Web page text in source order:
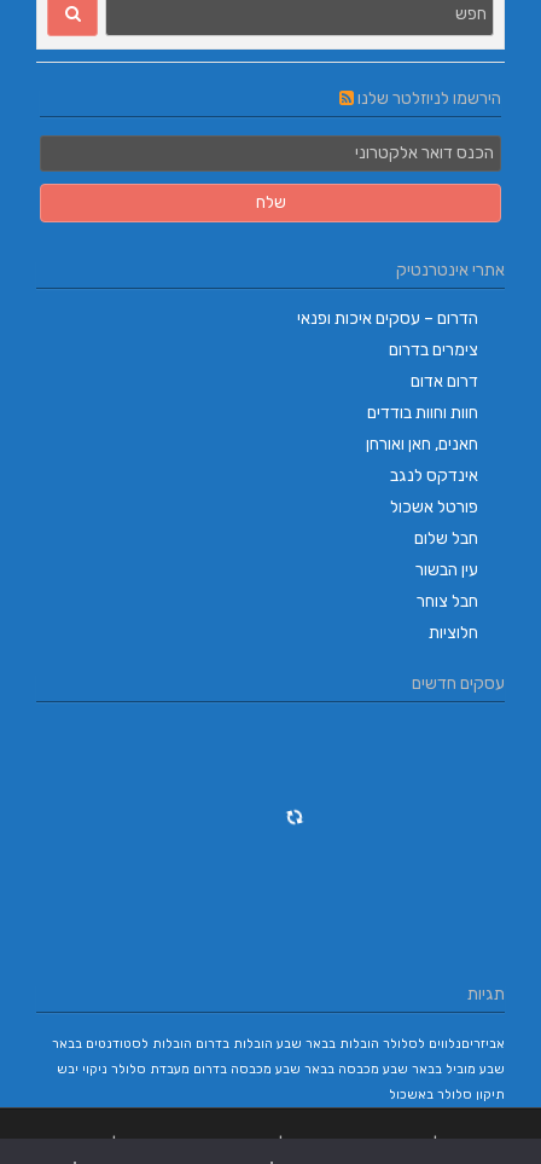
הירשמו לניוזלטר שלנו
אתרי אינטרנטיק
הדרום – עסקים איכות ופנאי
צימרים בדרום
דרום אדום
חוות וחוות בודדים
חאנים, חאן ואורחן
אינדקס לנגב
פורטל אשכול
חבל שלום
עין הבשור
חבל צוחר
חלוציות
עסקים חדשים
תגיות
אביזריםנלווים לסלולר הובלות בבאר שבע הובלות בדרום הובלות לסטודנטים בבאר
שבע מוביל בבאר שבע מכבסה בבאר שבע מכבסה בדרום מעבדת סלולר ניקוי יבש
תיקון סלולר באשכול